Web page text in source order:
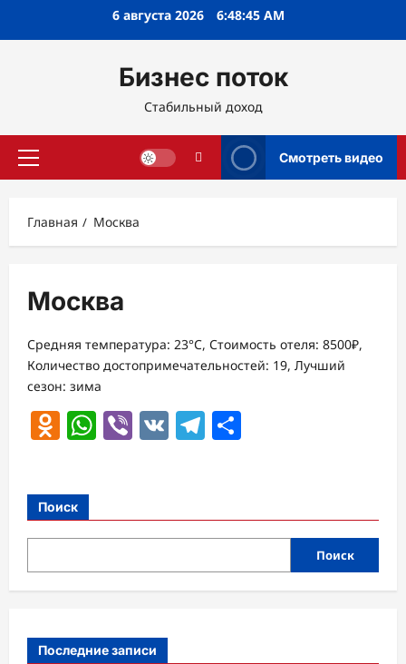
6 августа 2026 6:48:46 AM
Бизнес поток
Стабильный доход
Основное
Смотреть видео
Главная Москва
Москва
Средняя температура: 23°C, Стоимость отеля: 8500₽,
Количество достопримечательностей: 19, Лучший
сезон: зима
Odnoklassniki
WhatsApp
Viber
VK Telegram
Поиск
Поиск
Последние записи